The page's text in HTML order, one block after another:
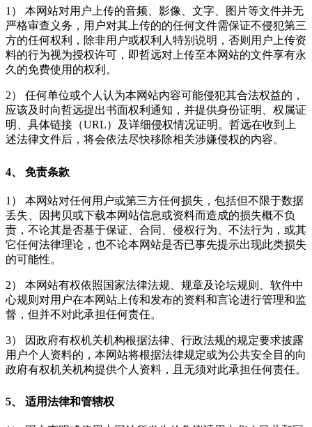
1） 本网站对用户上传的音频、影像、文字、图片等文件并无
严格审查义务，用户对其上传的的任何文件需保证不侵犯第三
方的任何权利，除非用户或权利人特别说明，否则用户上传资
料的行为视为授权许可，即哲远对上传至本网站的文件享有永
久的免费使用的权利。
2） 任何单位或个人认为本网站内容可能侵犯其合法权益的，
应该及时向哲远提出书面权利通知，并提供身份证明、权属证
明、具体链接（URL）及详细侵权情况证明。哲远在收到上
述法律文件后，将会依法尽快移除相关涉嫌侵权的内容。
4、 免责条款
1） 本网站对任何用户或第三方任何损失，包括但不限于数据
丢失、因拷贝或下载本网站信息或资料而造成的损失概不负
责，不论其是否基于保证、合同、侵权行为、不法行为，或其
它任何法律理论，也不论本网站是否已事先提示出现此类损失
的可能性。
2） 本网站有权依照国家法律法规、规章及论坛规则、软件中
心规则对用户在本网站上传和发布的资料和言论进行管理和监
督，但并不对此承担任何责任。
3） 因政府有权机关机构根据法律、行政法规的规定要求披露
用户个人资料的，本网站将根据法律规定或为公共安全目的向
政府有权机关机构提供个人资料，且无须对此承担任何责任。
5、 适用法律和管辖权